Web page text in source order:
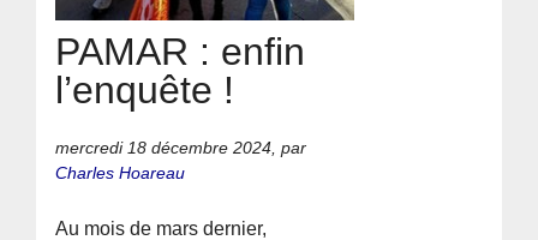
PAMAR : enfin
l’enquête !
mercredi 18 décembre 2024 ,par
Charles Hoareau
Au mois de mars dernier,